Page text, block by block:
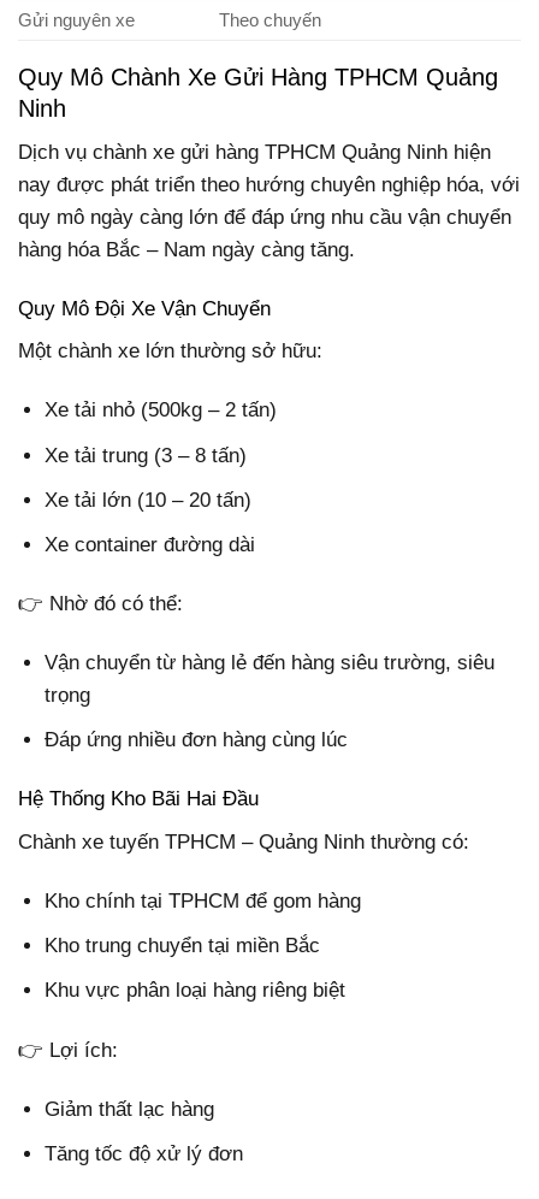
Gửi nguyên xe
Theo chuyến
Quy Mô Chành Xe Gửi Hàng TPHCM Quảng
Ninh
Dịch vụ chành xe gửi hàng TPHCM Quảng Ninh hiện
nay được phát triển theo hướng chuyên nghiệp hóa, với
quy mô ngày càng lớn để đáp ứng nhu cầu vận chuyển
hàng hóa Bắc – Nam ngày càng tăng.
Quy Mô Đội Xe Vận Chuyển
Một chành xe lớn thường sở hữu:
Xe tải nhỏ (500kg – 2 tấn)
Xe tải trung (3 – 8 tấn)
Xe tải lớn (10 – 20 tấn)
Xe container đường dài
👉 Nhờ đó có thể:
Vận chuyển từ hàng lẻ đến hàng siêu trường, siêu
trọng
Đáp ứng nhiều đơn hàng cùng lúc
Hệ Thống Kho Bãi Hai Đầu
Chành xe tuyến TPHCM – Quảng Ninh thường có:
Kho chính tại TPHCM để gom hàng
Kho trung chuyển tại miền Bắc
Khu vực phân loại hàng riêng biệt
👉 Lợi ích:
Giảm thất lạc hàng
Tăng tốc độ xử lý đơn